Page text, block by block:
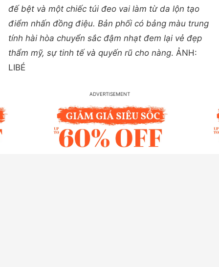
đế bệt và một chiếc túi đeo vai làm từ da lộn tạo
điểm nhấn đồng điệu. Bản phối có bảng màu trung
tính hài hòa chuyển sắc đậm nhạt đem lại vẻ đẹp
thẩm mỹ, sự tinh tế và quyến rũ cho nàng. ẢNH:
LIBÉ